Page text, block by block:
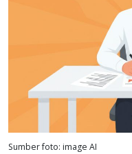
Sumber foto: image AI